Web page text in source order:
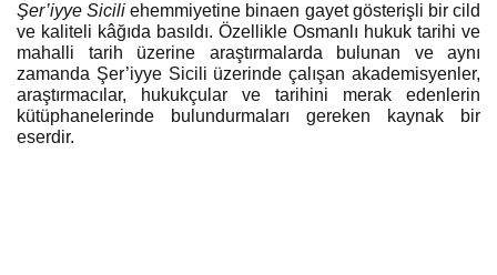
Şer’iyye Siciliehemmiyetine binaen gayet gösterişli bir cild
ve kaliteli kâğıda basıldı. Özellikle Osmanlı hukuk tarihi ve
mahalli tarih üzerine araştırmalarda bulunan ve aynı
zamanda Şer’iyye Sicili üzerinde çalışan akademisyenler,
araştırmacılar, hukukçular ve tarihini merak edenlerin
kütüphanelerinde bulundurmaları gereken kaynak bir
eserdir.